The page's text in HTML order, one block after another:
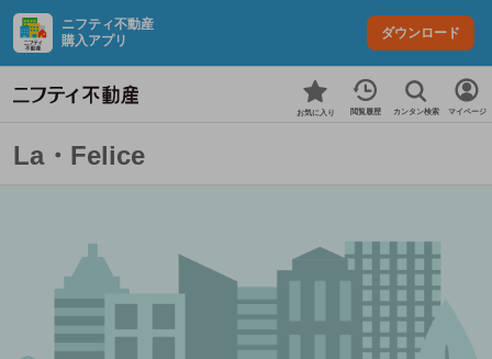
ニフティ不動産
購入アプリ
ダウンロード
お気に入り 閲覧履歴 カンタン検索 マイページ
La・Felice